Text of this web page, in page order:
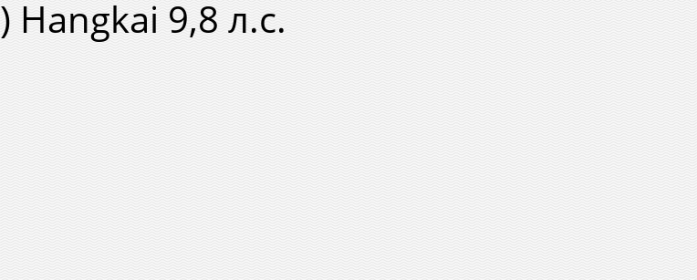
Hangkai 9,8 л.с.